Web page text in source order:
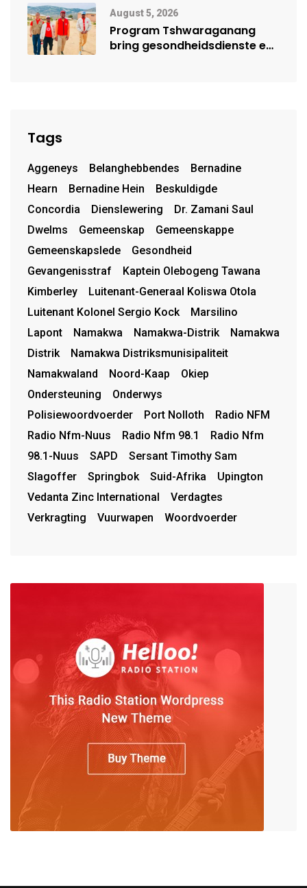
Mensehandel
August 5, 2026
Program Tshwaraganang
bring gesondheidsdienste en
Tags
Aggeneys Belanghebbendes
Bernadine
Hearn
Bernadine Hein
Beskuldigde
Concordia
Dienslewering
Dr. Zamani Saul
Dwelms
Gemeenskap
Gemeenskappe
Gemeenskapslede
Gesondheid
Gevangenisstraf
Kaptein Olebogeng Tawana
Kimberley
Luitenant-Generaal Koliswa Otola
Luitenant Kolonel Sergio Kock
Marsilino
Lapont
Namakwa Namakwa-Distrik
Namakwa
Distrik
Namakwa Distriksmunisipaliteit
Namakwaland
Noord-Kaap
Okiep
Ondersteuning
Onderwys
Polisiewoordvoerder
Port Nolloth
Radio NFM
Radio Nfm-Nuus
Radio Nfm 98.1
Radio Nfm
98.1-Nuus
SAPD
Sersant Timothy Sam
Slagoffer
Springbok Suid-Afrika
Upington
Vedanta Zinc International
Verdagtes
Verkragting
Vuurwapen Woordvoerder